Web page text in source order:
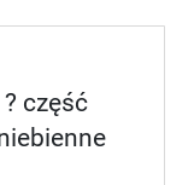
część